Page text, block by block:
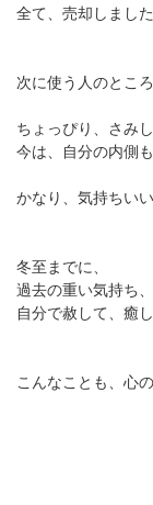
全て、売却しました
次に使う人のとこ
ちょっぴり、さみ
今は、自分の内側
かなり、気持ちいい
冬至までに、
過去の重い気持ち
自分で赦して、癒
こんなことも、心